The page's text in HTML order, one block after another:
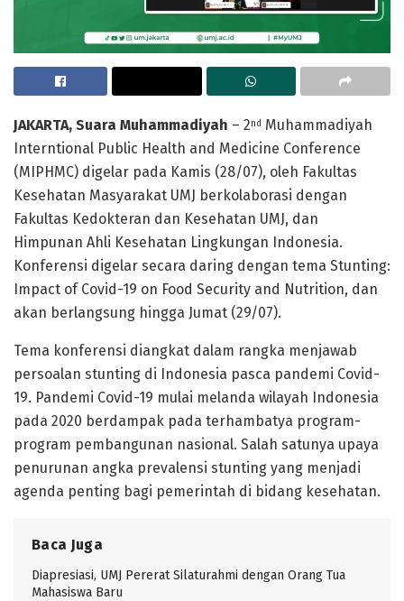
JAKARTA, Suara Muhammadiyah – 2nd Muhammadiyah
Interntional Public Health and Medicine Conference
(MIPHMC) digelar pada Kamis (28/07), oleh Fakultas
Kesehatan Masyarakat UMJ berkolaborasi dengan
Fakultas Kedokteran dan Kesehatan UMJ, dan
Himpunan Ahli Kesehatan Lingkungan Indonesia.
Konferensi digelar secara daring dengan tema Stunting:
Impact of Covid-19 on Food Security and Nutrition, dan
akan berlangsung hingga Jumat (29/07).
Tema konferensi diangkat dalam rangka menjawab
persoalan stunting di Indonesia pasca pandemi Covid-
19. Pandemi Covid-19 mulai melanda wilayah Indonesia
pada 2020 berdampak pada terhambatya program-
program pembangunan nasional. Salah satunya upaya
penurunan angka prevalensi stunting yang menjadi
agenda penting bagi pemerintah di bidang kesehatan.
Baca Juga
Diapresiasi, UMJ Pererat Silaturahmi dengan Orang Tua
Mahasiswa Baru